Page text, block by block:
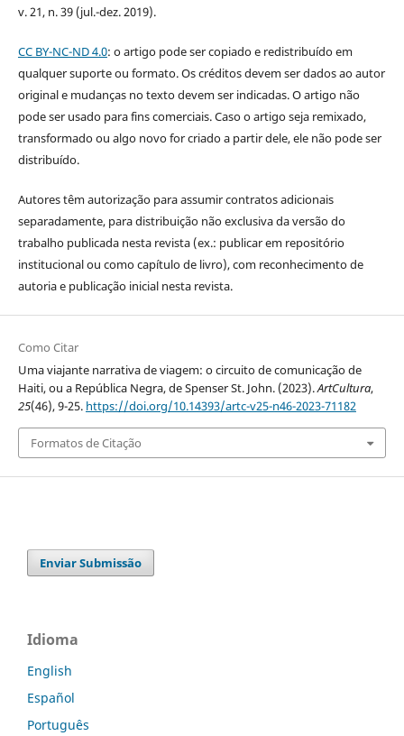
v. 21, n. 39 (jul.-dez. 2019).
CC BY-NC-ND 4.0: o artigo pode ser copiado e redistribuído em
qualquer suporte ou formato. Os créditos devem ser dados ao autor
original e mudanças no texto devem ser indicadas. O artigo não
pode ser usado para fins comerciais. Caso o artigo seja remixado,
transformado ou algo novo for criado a partir dele, ele não pode ser
distribuído.
Autores têm autorização para assumir contratos adicionais
separadamente, para distribuição não exclusiva da versão do
trabalho publicada nesta revista (ex.: publicar em repositório
institucional ou como capítulo de livro), com reconhecimento de
autoria e publicação inicial nesta revista.
Como Citar
Uma viajante narrativa de viagem: o circuito de comunicação de
Haiti, ou a República Negra, de Spenser St. John. (2023).ArtCultura,
25(46), 9-25. https://doi.org/10.14393/artc-v25-n46-2023-71182
Formatos de Citação
Enviar Submissão
Idioma
English
Español
Português